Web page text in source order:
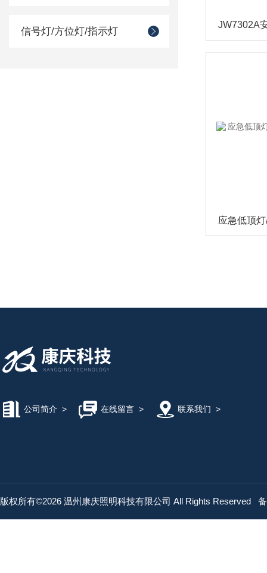
信号灯/方位灯/指示灯
公司简介 > 在线留言> 联系我们 >
版权所有©2026 温州康庆照明科技有限公司 All Rights Reserved